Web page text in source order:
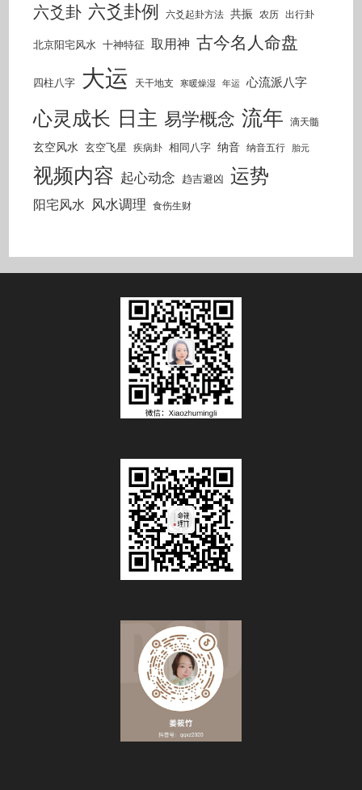
六爻卦 六爻卦例 六爻起卦方法 共振 农历 出行卦
北京阳宅风水 十神特征 取用神 古今名人命盘
四柱八字 大运 天干地支 寒暖燥湿 年运 心流派八字
心灵成长 日主 易学概念 流年 滴天髓
玄空风水 玄空飞星 疾病卦 相同八字 纳音 纳音五行 胎元
视频内容 起心动念 趋吉避凶 运势
阳宅风水 风水调理 食伤生财